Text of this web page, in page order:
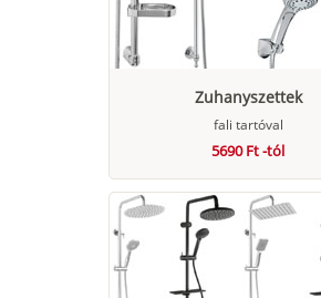
Zuhanyszettek
fali tartóval
5690 Ft -tól